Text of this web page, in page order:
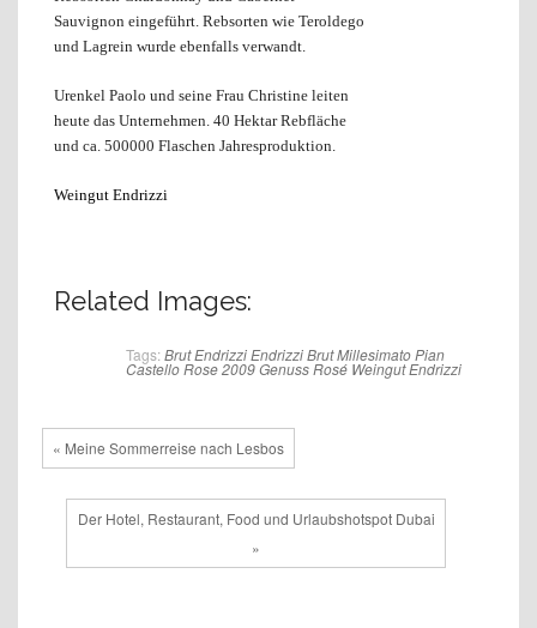
Sauvignon eingeführt. Rebsorten wie Teroldego
und Lagrein wurde ebenfalls verwandt.
Urenkel Paolo und seine Frau Christine leiten
heute das Unternehmen. 40 Hektar Rebfläche
und ca. 500000 Flaschen Jahresproduktion.
Weingut Endrizzi
Related Images:
Tags: BrutEndrizziEndrizzi Brut Millesimato Pian
Castello Rose 2009GenussRosé Weingut Endrizzi
« Meine Sommerreise nach Lesbos
Der Hotel, Restaurant, Food und Urlaubshotspot Dubai
»